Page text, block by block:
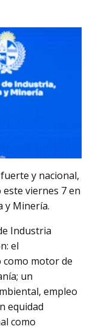
y nacional,
viernes 7 en
y Minería.
Industria
el
motor de
un
empleo
equidad
como